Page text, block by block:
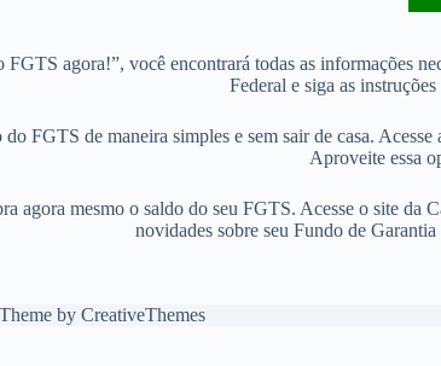
FGTS agora!”, você encontrará todas as informações
Federal e siga as
FGTS de maneira simples e sem sair de casa.
Aproveite essa
agora mesmo o saldo do seu FGTS. Acesse o site
novidades sobre seu Fundo de
by CreativeThemes